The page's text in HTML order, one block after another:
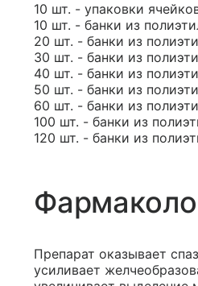
10 шт. - упаковки
10 шт. - банки из
20 шт. - банки из
30 шт. - банки из
40 шт. - банки из
50 шт. - банки из
60 шт. - банки из
100 шт. - банки из
120 шт. - банки из
Препарат оказывает
усиливает